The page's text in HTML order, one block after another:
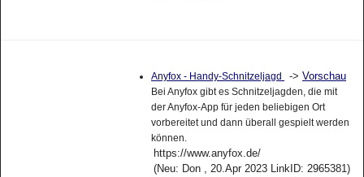
Anyfox - Handy-Schnitzeljagd -> Vorschau
Bei Anyfox gibt es Schnitzeljagden, die mit
der Anyfox-App für jeden beliebigen Ort
vorbereitet und dann überall gespielt werden
können.
https://www.anyfox.de/
(Neu: Don , 20.Apr 2023 LinkID: 2965381)